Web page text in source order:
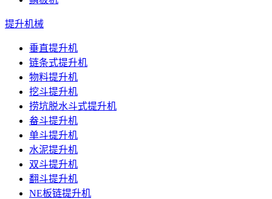
提升机械
垂直提升机
链条式提升机
物料提升机
挖斗提升机
捞坑脱水斗式提升机
畚斗提升机
单斗提升机
水泥提升机
双斗提升机
翻斗提升机
NE板链提升机